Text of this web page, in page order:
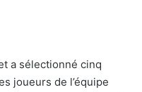
a sélectionné cinq
joueurs de l’équipe